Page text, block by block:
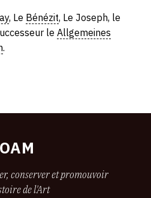
TWITTER
, Le Bénézit, Le Joseph, le
leAllgemeines
.
OAM
conserver et promouvoir
de l'Art